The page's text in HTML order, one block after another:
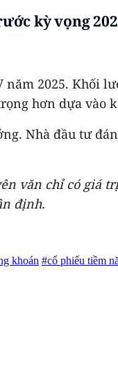
kỳ vọng
2025. Khối
hơn dựa vào
Nhà đầu tư
văn chỉ có giá
định.
khoán #cổ phiếu tiềm